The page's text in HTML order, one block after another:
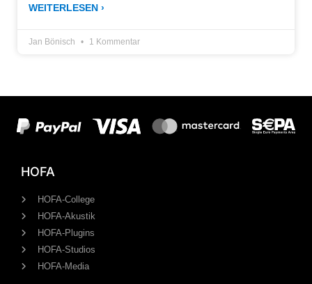
WEITERLESEN ›
Jan Bönisch 1 Kommentar
HOFA
HOFA-College
HOFA-Akustik
HOFA-Plugins
HOFA-Studios
HOFA-Media